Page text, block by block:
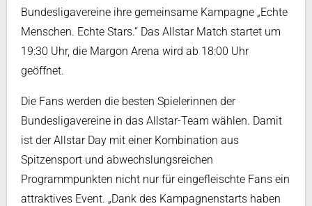
Bundesligavereine ihre gemeinsame Kampagne „Echte
Menschen. Echte Stars.“ Das Allstar Match startet um
19:30 Uhr, die Margon Arena wird ab 18:00 Uhr
geöffnet.
Die Fans werden die besten Spielerinnen der
Bundesligavereine in das Allstar-Team wählen. Damit
ist der Allstar Day mit einer Kombination aus
Spitzensport und abwechslungsreichen
Programmpunkten nicht nur für eingefleischte Fans ein
attraktives Event. „Dank des Kampagnenstarts haben